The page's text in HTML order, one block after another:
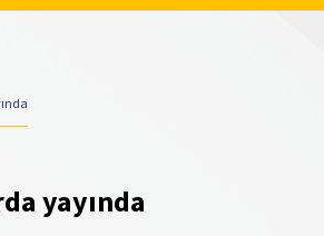
yayında